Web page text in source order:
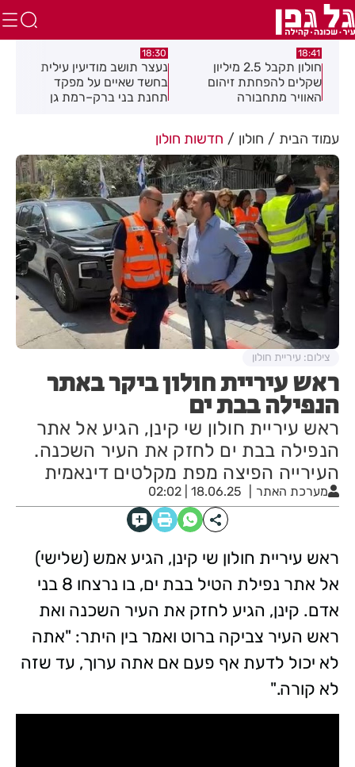
18:41
חולון תקבל 2.5 מיליון
שקלים להפחתת זיהום
האוויר מתחבורה
18:30
נעצר תושב מודיעין עילית
בחשד שאיים על מפקד
תחנת בני ברק–רמת גן
עמוד הבית חולון חדשות חולון
ראש עיריית חולון ביקר באתר
הנפילה בבת ים
ראש עיריית חולון שי קינן, הגיע אל אתר
הנפילה בבת ים לחזק את העיר השכנה.
העירייה הפיצה מפת מקלטים דינאמית
מערכת האתר 18.06.25 | 02:02
צילום: עיריית חולון
ראש עיריית חולון שי קינן, הגיע אמש (שלישי)
אל אתר נפילת הטיל בבת ים, בו נרצחו 8 בני
אדם. קינן, הגיע לחזק את העיר השכנה ואת
ראש העיר צביקה ברוט ואמר בין היתר: "אתה
לא יכול לדעת אף פעם אם אתה ערוך, עד שזה
לא קורה."